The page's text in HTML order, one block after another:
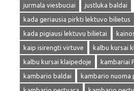
jurmala viesbuciai
justluka baldai
kada geriausia pirkti lektuvo bilietus
kada pigiausi lektuvu bilietai
kaip isirengti virtuve
kalbu kursai
kalbu kursai klaipedoje
kambariai
kambario baldai
kambario nuoma